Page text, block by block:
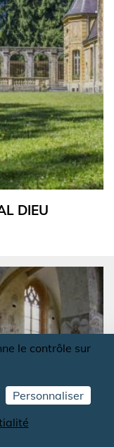
DIEU
le contrôle sur
Personnaliser